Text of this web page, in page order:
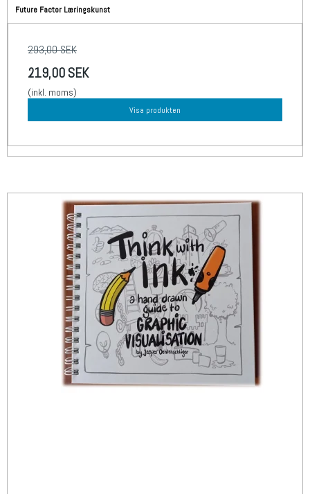
Future Factor Læringskunst
293,00 SEK
219,00 SEK
(inkl. moms)
Visa produkten